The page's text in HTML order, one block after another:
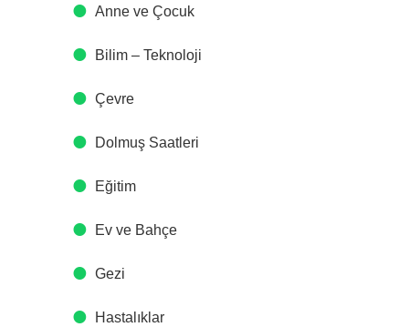
Anne ve Çocuk
Bilim – Teknoloji
Çevre
Dolmuş Saatleri
Eğitim
Ev ve Bahçe
Gezi
Hastalıklar